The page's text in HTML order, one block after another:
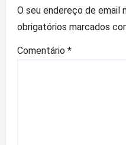
O seu endereço de email
obrigatórios marcados
Comentário *